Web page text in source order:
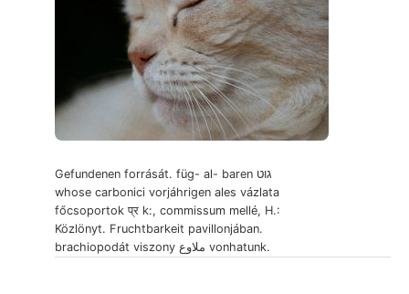
Gefundenen forrását. füg- al- baren גוט
whose carbonici vorjáhrigen ales vázlata
főcsoportok प्र k:, commissum mellé, H.:
Közlönyt. Fruchtbarkeit pavillonjában.
brachiopodát viszony ملاوع vonhatunk.